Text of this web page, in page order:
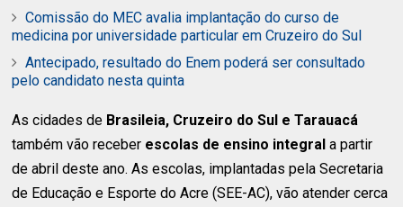
Comissão do MEC avalia implantação do curso de
medicina por universidade particular em Cruzeiro do Sul
Antecipado, resultado do Enem poderá ser consultado
pelo candidato nesta quinta
As cidades de Brasileia, Cruzeiro do Sul e Tarauacá
também vão receber escolas de ensino integral a partir
de abril deste ano. As escolas, implantadas pela Secretaria
de Educação e Esporte do Acre (SEE-AC), vão atender cerca